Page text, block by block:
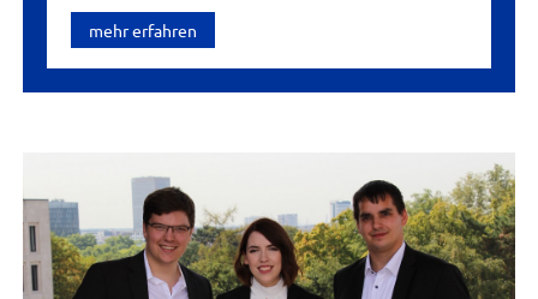
mehr erfahren